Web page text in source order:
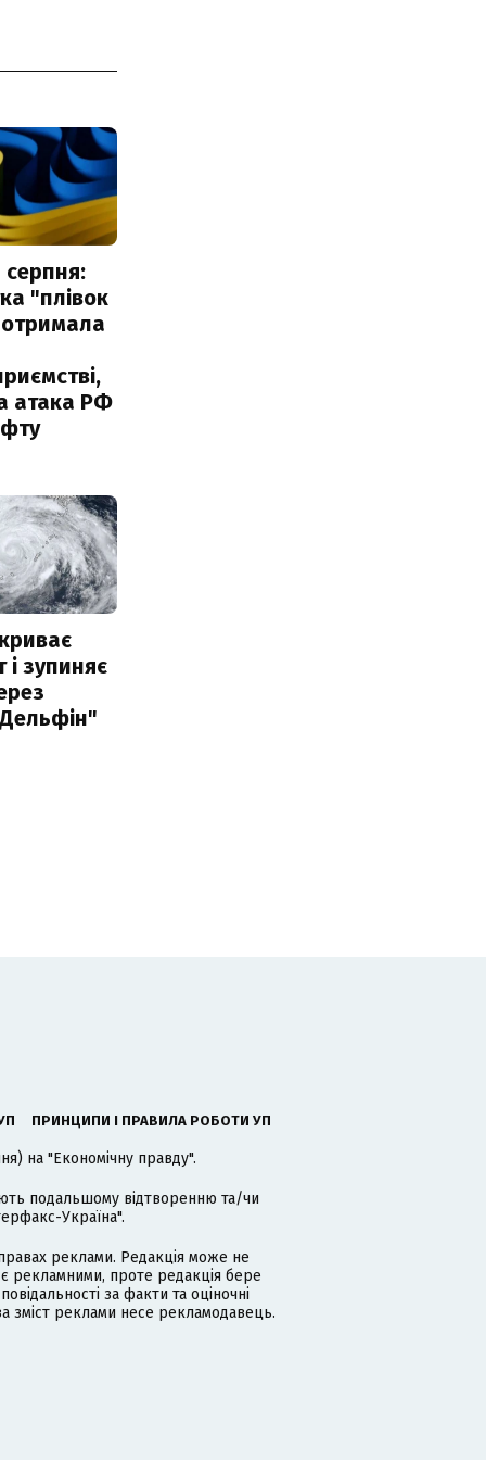
"плівок
атака РФ
і зупиняє
ПРИНЦИПИ І ПРАВИЛА РОБОТИ УП
на "Економічну правду".
подальшому відтворенню та/чи
Україна".
реклами. Редакція може не
рекламними, проте редакція бере
за факти та оціночні
зміст реклами несе рекламодавець.